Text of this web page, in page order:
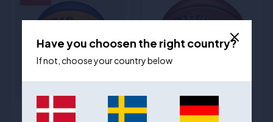
(7)
Have you choosen the right country?
If not, choose your country below